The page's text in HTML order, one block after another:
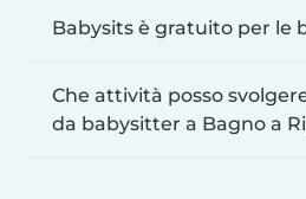
Babysits è gratuito per le
Che attività posso
da babysitter a Bagno a